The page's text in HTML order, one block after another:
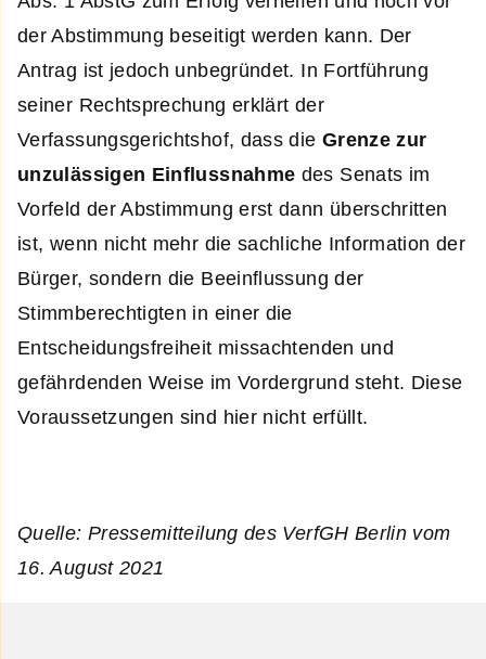
der Abstimmung beseitigt werden kann. Der
Antrag ist jedoch unbegründet. In Fortführung
seiner Rechtsprechung erklärt der
Verfassungsgerichtshof, dass die Grenze zur
unzulässigen Einflussnahme des Senats im
Vorfeld der Abstimmung erst dann überschritten
ist, wenn nicht mehr die sachliche Information der
Bürger, sondern die Beeinflussung der
Stimmberechtigten in einer die
Entscheidungsfreiheit missachtenden und
gefährdenden Weise im Vordergrund steht. Diese
Voraussetzungen sind hier nicht erfüllt.
Quelle: Pressemitteilung des VerfGH Berlin vom
16. August 2021